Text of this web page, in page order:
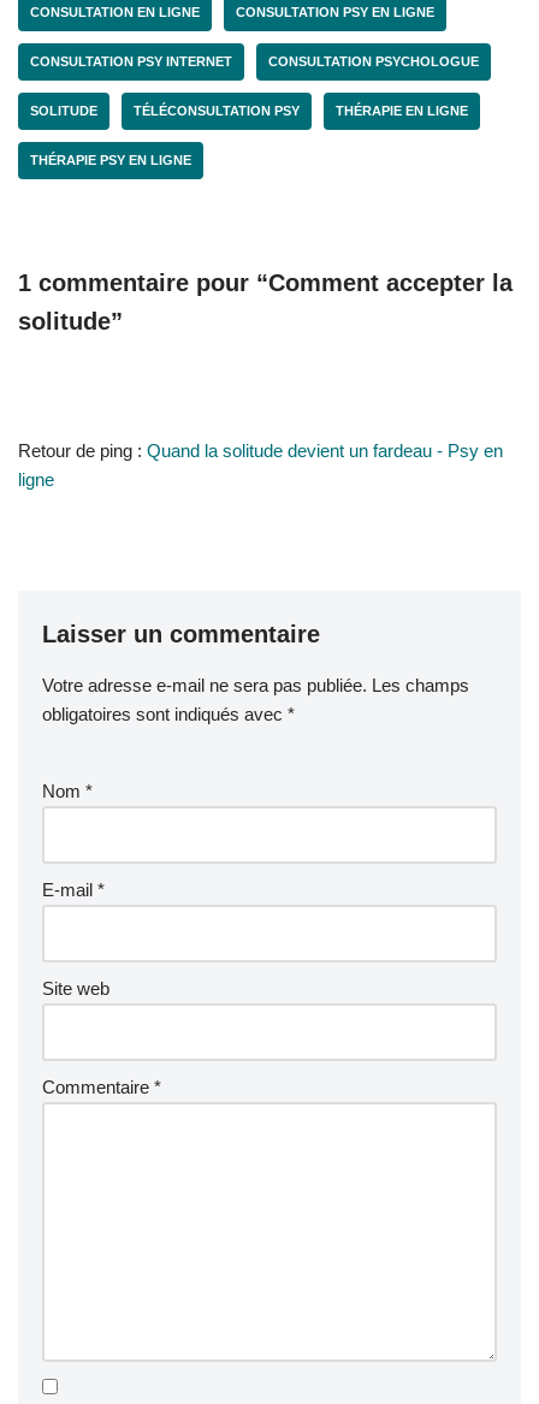
CONSULTATION EN LIGNE CONSULTATION PSY EN LIGNE
CONSULTATION PSY INTERNET CONSULTATION PSYCHOLOGUE
SOLITUDE TÉLÉCONSULTATION PSY THÉRAPIE EN LIGNE
THÉRAPIE PSY EN LIGNE
1 commentaire pour “Comment accepter la
solitude”
Retour de ping : Quand la solitude devient un fardeau - Psy en
ligne
Laisser un commentaire
Votre adresse e-mail ne sera pas publiée. Les champs
obligatoires sont indiqués avec *
Nom *
E-mail *
Site web
Commentaire *